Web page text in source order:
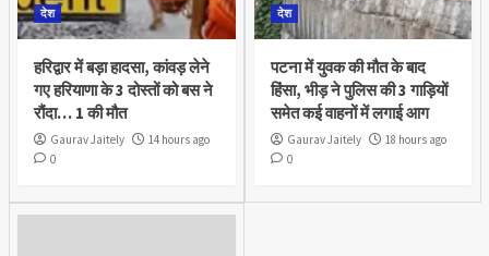
देश
हरिद्वार में बड़ा हादसा, कांवड़ लेने
गए हरियाणा के 3 दोस्तों को बस ने
रौंदा… 1 की मौत
Gaurav Jaitely
14 hours ago
0
देश
पटना में युवक की मौत के बाद
हिंसा, भीड़ ने पुलिस की 3 गाड़ियों
समेत कई वाहनों में लगाई आग
Gaurav Jaitely
18 hours ago
0